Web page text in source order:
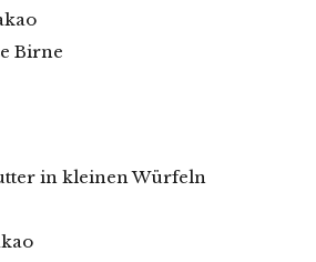
Birne
in kleinen Würfeln